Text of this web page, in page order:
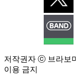
저작권자 ⓒ 브라보
이용 금지